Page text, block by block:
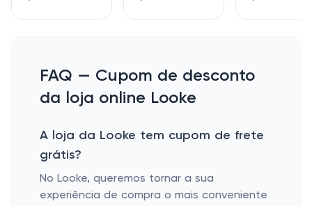
FAQ — Cupom de desconto
da loja online Looke
A loja da Looke tem cupom de frete
grátis?
No Looke, queremos tornar a sua
experiência de compra o mais conveniente